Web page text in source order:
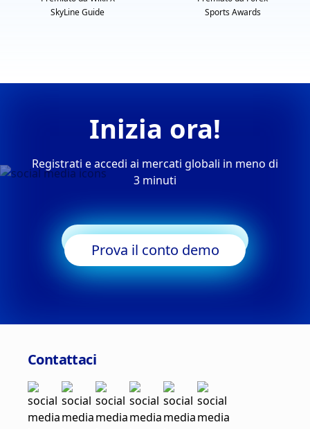
SkyLine Guide
Sports Awards
Inizia ora!
Registrati e accedi ai mercati globali in meno di
3 minuti
Inizia a fare trading
Prova il conto demo
Contattaci